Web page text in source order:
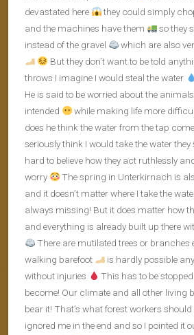
devastated here
they could simply
and the machines have them
so they
instead of the gravel
which are also
But they don’t want to be told
throws I imagine I would steal the water
He is said to be worried about the animals
intended
while making life more
does he think the water from the tap
seriously think I would take the water they
hard to believe how they act ruthlessly
worry
The spring in Unterkirnach is
and it doesn’t matter where I take the
always missing! But it does matter how
and everything is already built up there
There are mutilated trees or branches
walking barefoot
is hardly possible
without injuries
This has to be
become! Our climate and all other living
bear it! That’s what forest workers
ignored me in the end and so I pointed it